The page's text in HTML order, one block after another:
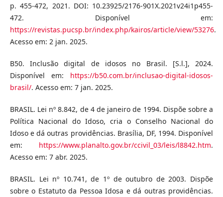
p. 455-472, 2021. DOI: 10.23925/2176-901X.2021v24i1p455-
472. Disponível em:
https://revistas.pucsp.br/index.php/kairos/article/view/53276.
Acesso em: 2 jan. 2025.
B50. Inclusão digital de idosos no Brasil. [S.l.], 2024.
Disponível em: https://b50.com.br/inclusao-digital-idosos-
brasil/. Acesso em: 7 jan. 2025.
BRASIL. Lei nº 8.842, de 4 de janeiro de 1994. Dispõe sobre a
Política Nacional do Idoso, cria o Conselho Nacional do
Idoso e dá outras providências. Brasília, DF, 1994. Disponível
em: https://www.planalto.gov.br/ccivil_03/leis/l8842.htm.
Acesso em: 7 abr. 2025.
BRASIL. Lei nº 10.741, de 1º de outubro de 2003. Dispõe
sobre o Estatuto da Pessoa Idosa e dá outras providências.